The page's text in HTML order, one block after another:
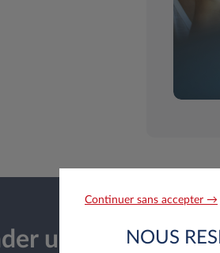
une offre
Continuer sans accepter →
NOUS